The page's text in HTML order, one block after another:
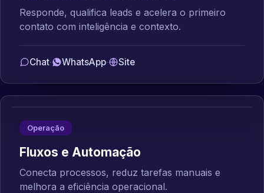
Responde, qualifica leads e acelera o primeiro
contato com inteligência e contexto.
Chat· WhatsApp· Site
Operação
Fluxos e Automação
Conecta processos, reduz tarefas manuais e
melhora a eficiência operacional.